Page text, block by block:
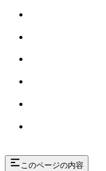
このページの内容